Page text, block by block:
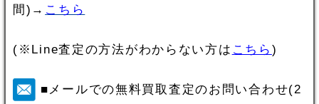
間)→ こちら
(※Line査定の方法がわからない方は こちら )
■メールでの無料買取査定のお問い合わせ(2